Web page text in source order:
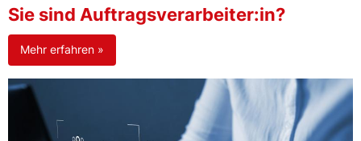
Sie sind Auftragsverarbeiter:in?
Mehr erfahren »